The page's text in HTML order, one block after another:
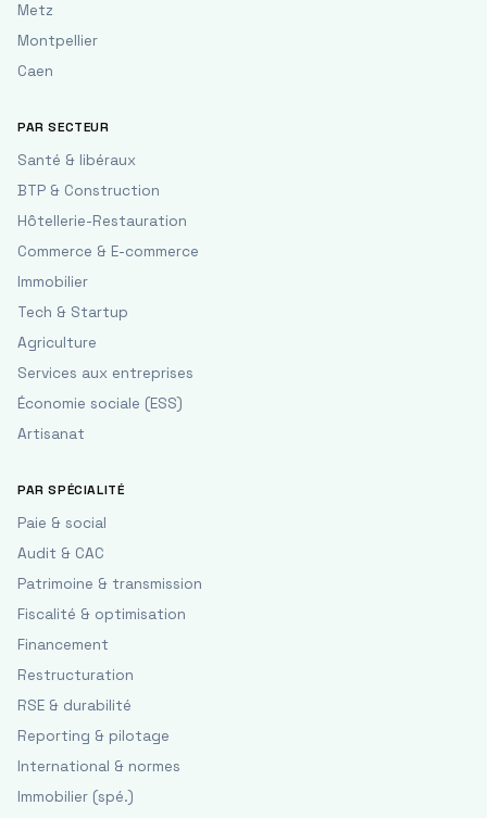
Metz
Montpellier
Caen
PAR SECTEUR
Santé & libéraux
BTP & Construction
Hôtellerie-Restauration
Commerce & E-commerce
Immobilier
Tech & Startup
Agriculture
Services aux entreprises
Économie sociale (ESS)
Artisanat
PAR SPÉCIALITÉ
Paie & social
Audit & CAC
Patrimoine & transmission
Fiscalité & optimisation
Financement
Restructuration
RSE & durabilité
Reporting & pilotage
International & normes
Immobilier (spé.)